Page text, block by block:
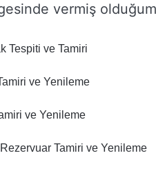
vermiş
Tespiti ve Tamiri
ve Yenileme
ve Yenileme
Tamiri ve Yenileme